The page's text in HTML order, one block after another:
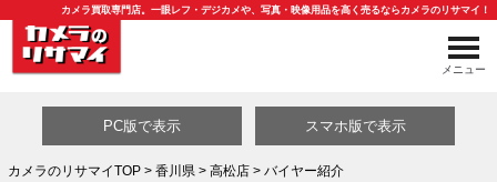
カメラ買取専門店。一眼レフ・デジカメや、写真・映像用品を高く売るならカメラのリサマイ！
メニュー
PC版で表示 スマホ版で表示
カメラのリサマイTOP> 香川県 > 高松店> バイヤー紹介